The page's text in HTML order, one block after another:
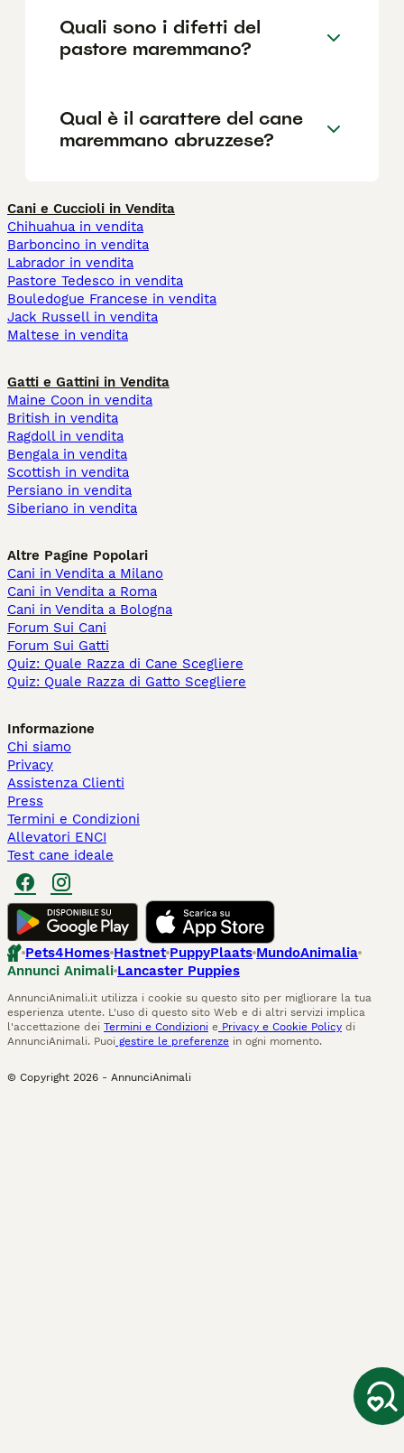
Quali sono i difetti del
pastore maremmano?
Qual è il carattere del cane
maremmano abruzzese?
Cani e Cuccioli in Vendita
Chihuahua in vendita
Barboncino in vendita
Labrador in vendita
Pastore Tedesco in vendita
Bouledogue Francese in vendita
Jack Russell in vendita
Maltese in vendita
Gatti e Gattini in Vendita
Maine Coon in vendita
British in vendita
Ragdoll in vendita
Bengala in vendita
Scottish in vendita
Persiano in vendita
Siberiano in vendita
Altre Pagine Popolari
Cani in Vendita a Milano
Cani in Vendita a Roma
Cani in Vendita a Bologna
Forum Sui Cani
Forum Sui Gatti
Quiz: Quale Razza di Cane Scegliere
Quiz: Quale Razza di Gatto Scegliere
Informazione
Chi siamo
Privacy
Assistenza Clienti
Press
Termini e Condizioni
Allevatori ENCI
Test cane ideale
Pets4Homes Hastnet PuppyPlaats MundoAnimalia
Annunci Animali Lancaster Puppies
AnnunciAnimali.it utilizza i cookie su questo sito per migliorare la tua
esperienza utente. L'uso di questo sito Web e di altri servizi implica
l'accettazione dei Termini e Condizioni e Privacy e Cookie Policy di
AnnunciAnimali. Puoi gestire le preferenze in ogni momento.
© Copyright 2026 - AnnunciAnimali